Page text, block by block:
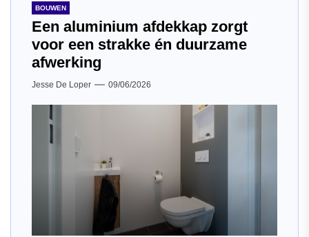
BOUWEN
Een aluminium afdekkap zorgt
voor een strakke én duurzame
afwerking
Jesse De Loper 09/06/2026